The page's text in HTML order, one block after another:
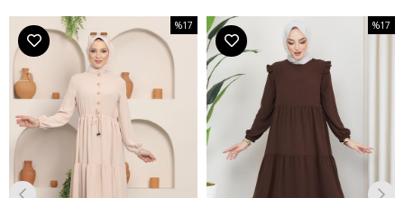
%17
%17İndirim
%17